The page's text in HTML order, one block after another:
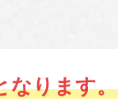
なります。